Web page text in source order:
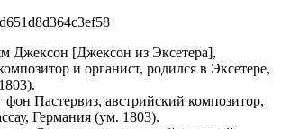
Джексон [Джексон из Эксетера],
и органист, родился в Эксетере,
фон Пастервиз, австрийский композитор,
Германия (ум. 1803).